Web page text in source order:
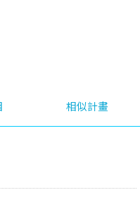
相似計畫